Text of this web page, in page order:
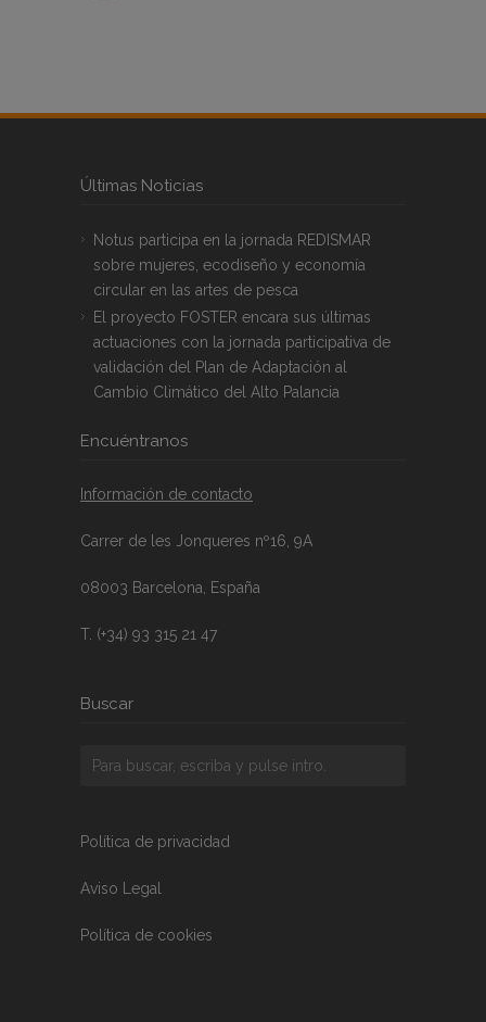
Últimas Noticias
Notus participa en la jornada REDISMAR
sobre mujeres, ecodiseño y economía
circular en las artes de pesca
El proyecto FOSTER encara sus últimas
actuaciones con la jornada participativa de
validación del Plan de Adaptación al
Cambio Climático del Alto Palancia
Encuéntranos
Información de contacto
Carrer de les Jonqueres nº16, 9A
08003 Barcelona, España
T. (+34) 93 315 21 47
Buscar
Política de privacidad
Aviso Legal
Política de cookies